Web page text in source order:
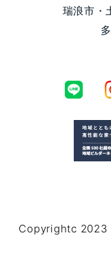
瑞浪市・
Copyrightc 2023